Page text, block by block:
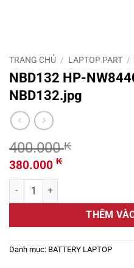
TRANG CHỦ / LAPTOP PART /
NBD132 HP-
NBD132.jpg
400.000₭
Giá
gốc
là:
400.000 ₭.
380.000 ₭Giá
là:
380.000
NBD132 HP-NW8440-Battery-
THÊM
Danh mục: BATTERY LAPTOP